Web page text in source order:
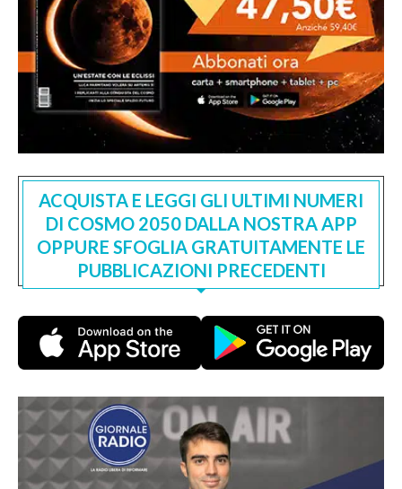
ACQUISTA E LEGGI GLI ULTIMI NUMERI
DI COSMO 2050 DALLA NOSTRA APP
OPPURE SFOGLIA GRATUITAMENTE LE
PUBBLICAZIONI PRECEDENTI